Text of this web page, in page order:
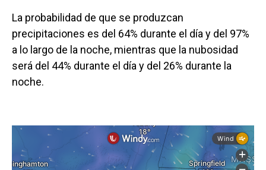
La probabilidad de que se produzcan
precipitaciones es del 64% durante el día y del 97%
a lo largo de la noche, mientras que la nubosidad
será del 44% durante el día y del 26% durante la
noche.